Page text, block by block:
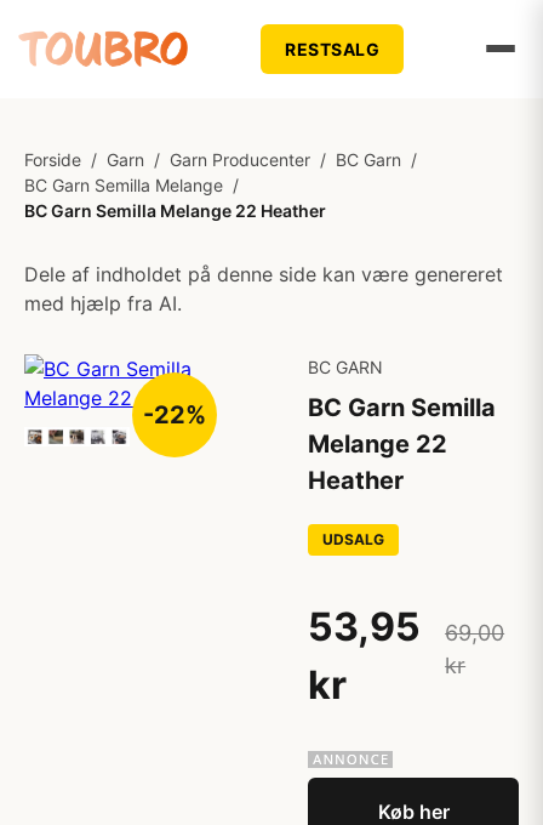
RESTSALG
Forside / Garn / Garn Producenter / BC Garn /
BC Garn Semilla Melange /
BC Garn Semilla Melange 22 Heather
Dele af indholdet på denne side kan være genereret
med hjælp fra AI.
-22%
BC GARN
BC Garn Semilla
Melange 22
Heather
UDSALG
53,95
kr
69,00
kr
Køb her